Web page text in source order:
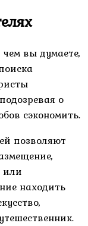
вы думаете,
о
сэкономить.
позволяют
или
находить